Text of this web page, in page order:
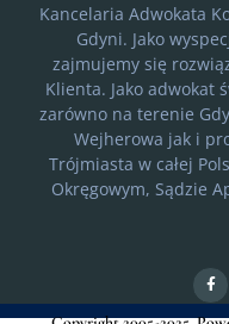
Kancelaria Adwokata
Gdyni. Jako
zajmujemy się
Klienta. Jako adwokat
zarówno na terenie
Wejherowa jak i
Trójmiasta w całej
Okręgowym, Sądzie